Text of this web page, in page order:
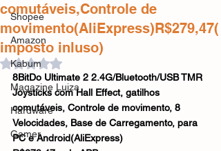
Shopee
Amazon
Kabum
Magazine Luiza
Hardware
Gamer
comutáveis,Controle de
movimento(AliExpress)R$279,47(
imposto inluso)
Avaliado com NaN de 5 estrelas.
8BitDo Ultimate 2 2.4G/Bluetooth/USB TMR
Joysticks com Hall Effect, gatilhos
comutáveis, Controle de movimento, 8
Velocidades, Base de Carregamento, para
PC e Android(AliExpress)